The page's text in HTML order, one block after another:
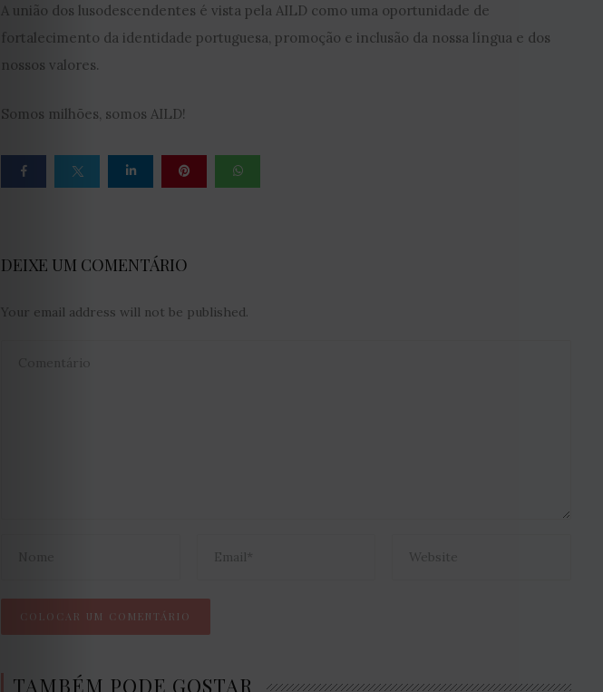
e
Condições
Política
de
A união dos lusodescendentes é vista pela AILD como uma oportunidade de
fortalecimento da identidade portuguesa, promoção e inclusão da nossa língua e dos
nossos valores.
Somos milhões, somos AILD!
DEIXE UM COMENTÁRIO
Your email address will not be published.
TAMBÉM PODE GOSTAR